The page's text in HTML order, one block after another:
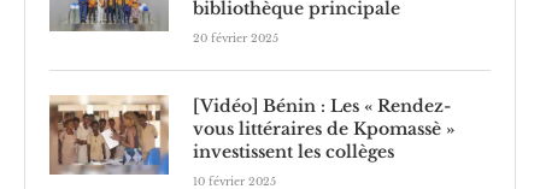
bibliothèque principale
20 février 2025
[Vidéo] Bénin : Les « Rendez-
vous littéraires de Kpomassè »
investissent les collèges
10 février 2025